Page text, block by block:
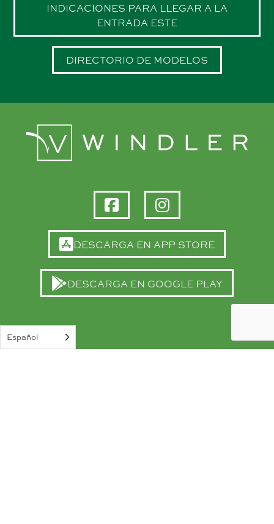
INDICACIONES PARA LLEGAR A LA
ENTRADA ESTE
DIRECTORIO DE MODELOS
WINDLER EN FACEBOOK
WINDLER EN
DESCARGA EN APP STORE
DESCARGA LA
DESCARGA EN GOOGLE PLAY
DESCARGA LA
Español